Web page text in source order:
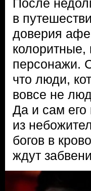
После
в
доверия
персонажи.
что люди,
вовсе не
Да и сам его
из
богов в
ждут